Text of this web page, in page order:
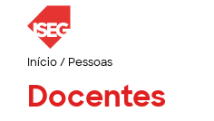
Início/ Pessoas
Docentes